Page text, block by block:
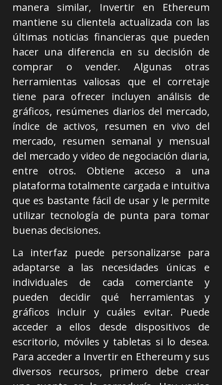
manera similar, Invertir en Ethereum
mantiene su clientela actualizada con las
últimas noticias financieras que pueden
hacer una diferencia en su decisión de
comprar o vender. Algunas otras
herramientas valiosas que el corretaje
tiene para ofrecer incluyen análisis de
gráficos, resúmenes diarios del mercado,
índice de activos, resumen en vivo del
mercado, resumen semanal y mensual
del mercado y video de negociación diaria,
entre otros. Obtiene acceso a una
plataforma totalmente cargada e intuitiva
que es bastante fácil de usar y le permite
utilizar tecnología de punta para tomar
buenas decisiones.
La interfaz puede personalizarse para
adaptarse a las necesidades únicas e
individuales de cada comerciante y
pueden decidir qué herramientas y
gráficos incluir y cuáles evitar. Puede
acceder a ellos desde dispositivos de
escritorio, móviles y tabletas si lo desea.
Para acceder a Invertir en Ethereum y sus
diversos recursos, primero debe crear